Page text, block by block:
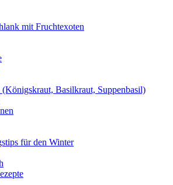
mit Fruchtexoten
Basilkraut, Suppenbasil)
für den Winter